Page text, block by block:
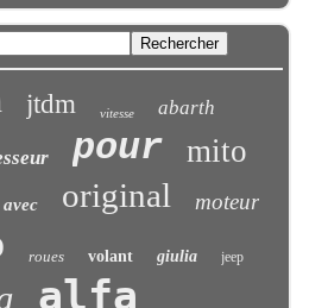
jtdm vitesse abarth
pour mito
avec original moteur
roues volant giulia jeep
alfa